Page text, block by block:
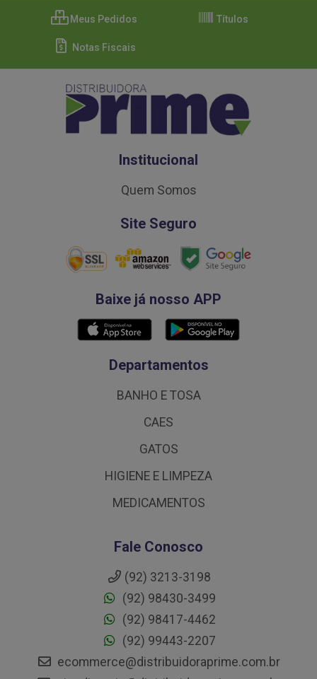
Meus Pedidos Títulos
Notas Fiscais
Institucional
Quem Somos
Site Seguro
Baixe já nosso APP
Departamentos
BANHO E TOSA
CAES
GATOS
HIGIENE E LIMPEZA
MEDICAMENTOS
Fale Conosco
(92) 3213-3198
(92) 98430-3499
(92) 98417-4462
(92) 99443-2207
ecommerce@distribuidoraprime.com.br